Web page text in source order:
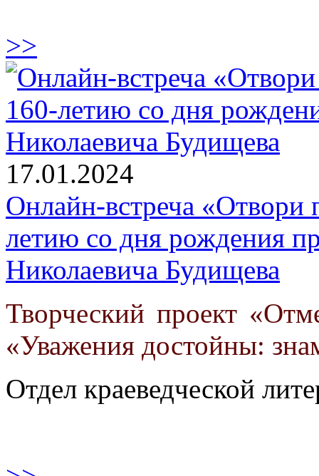
>>
17.01.2024
Онлайн-встреча
летию со дня рождения
Николаевича Будищева
Творческий проект
«Уважения достойны:
Отдел краеведческой